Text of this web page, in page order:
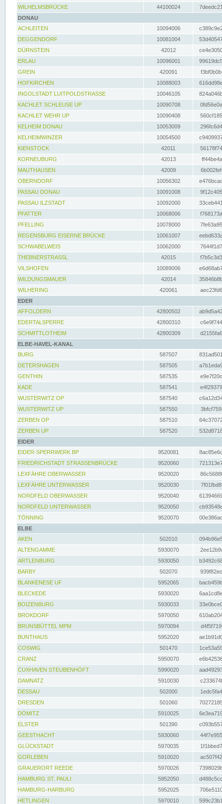
WILHELMSBRÜCKE
44100024
DONAU
ACHLEITEN
10094006
DEGGENDORF
10081004
DÜRNSTEIN
42012
ERLAU
10096001
GREIN
420091
HOFKIRCHEN
10088003
INGOLSTADT LUITPOLDSTRASSE
10046105
KACHLET SCHLEUSE UP
10090708
KACHLET WEHR UP
10090408
KELHEIM DONAU
10053009
KELHEIMWINZER
10054500
KIENSTOCK
42011
KORNEUBURG
42013
MAUTHAUSEN
42009
OBERNDORF
10056302
PASSAU DONAU
10091008
PASSAU ILZSTADT
10092000
PFATTER
10068006
PFELLING
10078000
REGENSBURG EISERNE BRÜCKE
10061007
SCHWABELWEIS
10062000
THEBNERSTRASSL
42015
VILSHOFEN
10089006
WILDUNGSMAUER
42014
WILHERING
420061
EDER
AFFOLDERN
42800502
EDERTALSPERRE
42800310
SCHMITTLOTHEIM
42800309
ELBE-HAVEL-KANAL
BURG
587507
DETERSHAGEN
587505
GENTHIN
587535
KADE
587541
WUSTERWITZ OP
587540
WUSTERWITZ UP
587550
ZERBEN OP
587510
ZERBEN UP
587520
EIDER
EIDER-SPERRWERK BP
9520081
FRIEDRICHSTADT STRASSENBRÜCKE
9520060
LEXFÄHRE OBERWASSER
9520020
LEXFÄHRE UNTERWASSER
9520030
NORDFELD OBERWASSER
9520040
NORDFELD UNTERWASSER
9520050
TÖNNING
9520070
ELBE
AKEN
502010
ALTENGAMME
5930070
ARTLENBURG
5930050
BARBY
502070
BLANKENESE UF
5952065
BLECKEDE
5930020
BOIZENBURG
5930033
BROKDORF
5970050
BRUNSBÜTTEL MPM
5970094
BUNTHAUS
5952020
COSWIG
501470
CRANZ
5950070
CUXHAVEN STEUBENHÖFT
5990020
DAMNATZ
5910030
DESSAU
502000
DRESDEN
501060
DÖMITZ
5910025
ELSTER
501390
GEESTHACHT
5930060
GLÜCKSTADT
5970035
GORLEBEN
5910020
GRAUERORT REEDE
5970026
HAMBURG ST. PAULI
5952050
HAMBURG-HARBURG
5952025
HETLINGEN
5970010